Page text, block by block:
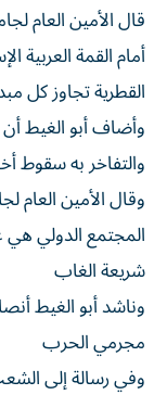
قال الأمين العام
أمام القمة العربية
القطرية تجاوز كل
وأضاف أبو الغيط
والتفاخر به سقوط
وقال الأمين العام
المجتمع الدولي
شريعة الغاب
وناشد أبو الغيط
مجرمي الحرب
وفي رسالة إلى